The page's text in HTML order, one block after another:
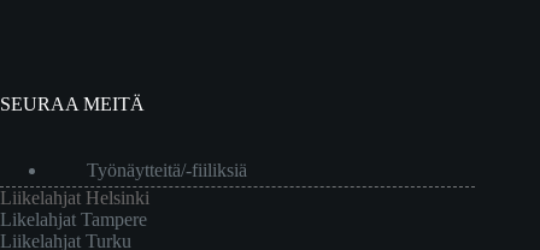
SEURAA MEITÄ
Työnäytteitä/-fiiliksiä
Liikelahjat Helsinki
Likelahjat Tampere
Liikelahjat Turku